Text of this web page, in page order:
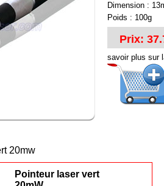
Dimension :
Poids : 100g
Prix:
savoir plus sur
20mw
Pointeur laser vert